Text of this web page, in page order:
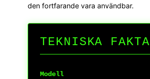
den fortfarande vara användbar.
TEKNISKA FAKTA
Modell